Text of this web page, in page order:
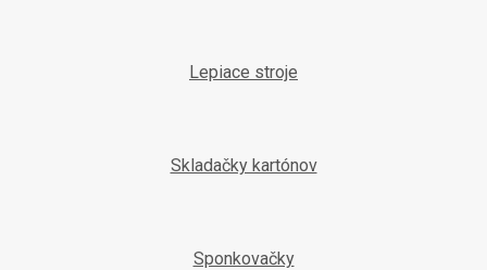
Lepiace stroje
Skladačky kartónov
Sponkovačky